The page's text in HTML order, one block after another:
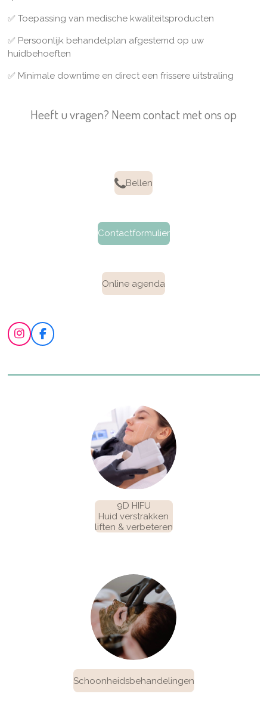
✅Toepassing van medische kwaliteitsproducten
✅Persoonlijk behandelplan afgestemd op uw
huidbehoeften
✅Minimale downtime en direct een frissere uitstraling
Heeft u vragen? Neem contact met ons op
Bellen
Contactformulier
Online agenda
I
n
F
a
9D HIFU
Huid verstrakken
liften & verbeteren
Schoonheidsbehandelingen